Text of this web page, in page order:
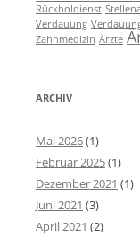
Rückholdienst
Verdauung
Zahnmedizin Ärzte
ARCHIV
Mai 2026(1)
Februar 2025(1)
Dezember 2021 (1)
Juni 2021 (3)
April 2021 (2)